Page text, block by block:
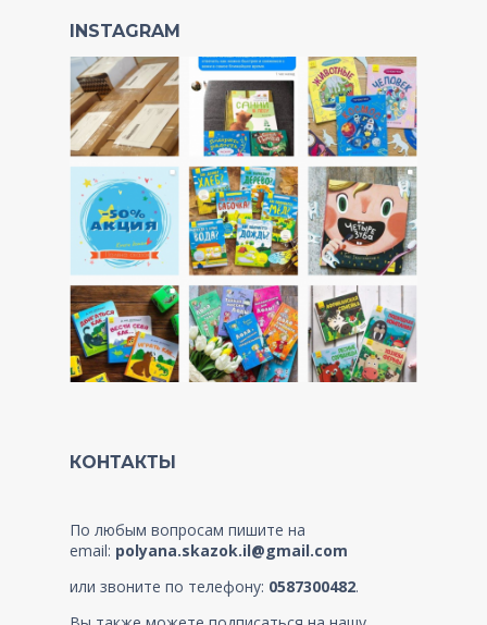
INSTAGRAM
КОНТАКТЫ
По любым вопросам пишите на
email: polyana.skazok.il@gmail.com
или звоните по телефону: 0587300482.